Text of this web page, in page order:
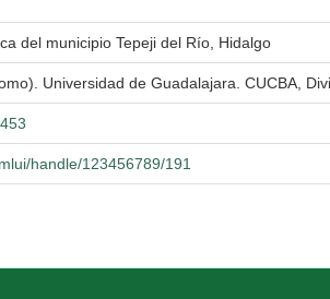
del municipio Tepeji del Río, Hidalgo
Universidad de Guadalajara. CUCBA,
handle/123456789/191